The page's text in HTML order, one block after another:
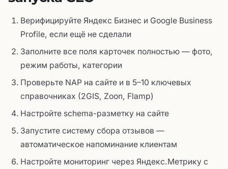
Верифицируйте Яндекс Бизнес и Google Business
Profile, если ещё не сделали
Заполните все поля карточек полностью — фото,
режим работы, категории
Проверьте NAP на сайте и в 5–10 ключевых
справочниках (2GIS, Zoon, Flamp)
Настройте schema-разметку на сайте
Запустите систему сбора отзывов —
автоматическое напоминание клиентам
Настройте мониторинг через Яндекс.Метрику с